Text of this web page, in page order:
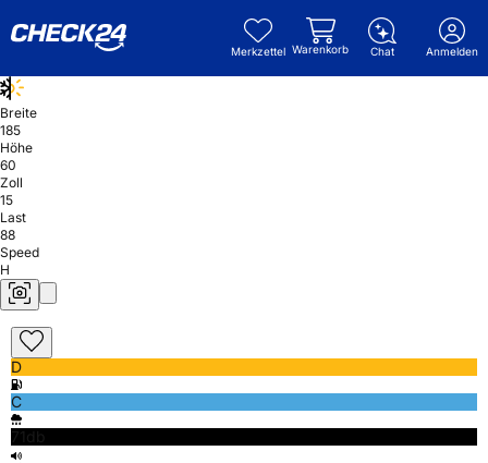
Merkzettel Warenkorb Chat Anmelden
Breite
185
Höhe
60
Zoll
15
Last
88
Speed
H
D
C
71db